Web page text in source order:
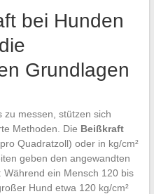
bei Hunden
Grundlagen
messen, stützen sich
Methoden. Die Beißkraft
Quadratzoll) oder in kg/cm²
geben den angewandten
Während ein Mensch 120 bis
Hund etwa 120 kg/cm²